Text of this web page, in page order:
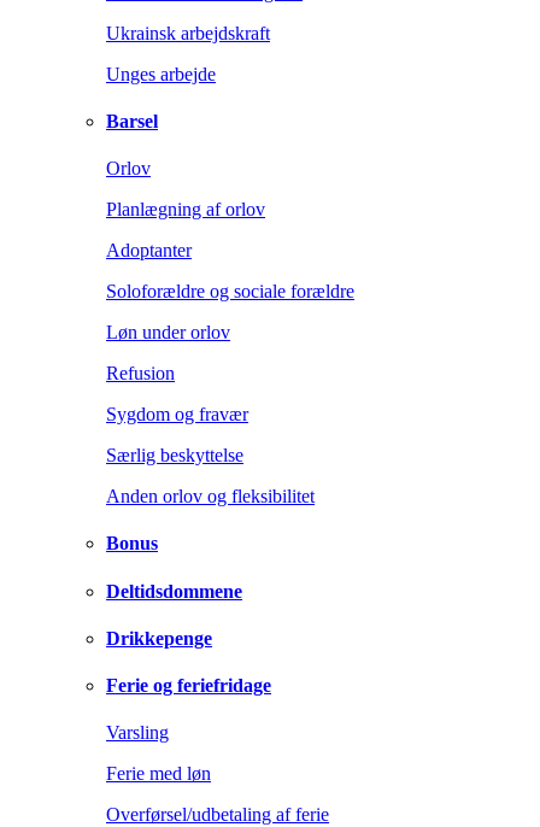
Ukrainsk arbejdskraft
Unges arbejde
Barsel
Orlov
Planlægning af orlov
Adoptanter
Soloforældre og sociale forældre
Løn under orlov
Refusion
Sygdom og fravær
Særlig beskyttelse
Anden orlov og fleksibilitet
Bonus
Deltidsdommene
Drikkepenge
Ferie og feriefridage
Varsling
Ferie med løn
Overførsel/udbetaling af ferie